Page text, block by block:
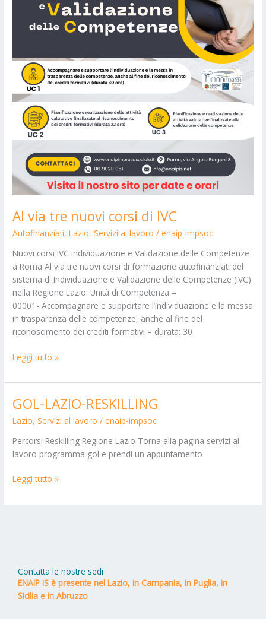
Al via tre nuovi corsi di IVC
Autofinanziati,Lazio,Servizi al lavoro / enaip-impsoc
Nuovi corsi IVC Individuazione e Validazione delle Competenze
a Roma Al via tre nuovi corsi di formazione autofinanziati del
sistema di Individuazione e Validazione delle Competenze (IVC)
nella Regione Lazio: Unità di Competenza –
00001- Accompagnare e supportare l’individuazione e la messa
in trasparenza delle competenze, anche al fine del
riconoscimento dei crediti formativi – durata: 30
Leggi tutto »
GOL-LAZIO-RESKILLING
Lazio,Servizi al lavoro / enaip-impsoc
Percorsi Reskilling Regione Lazio Torna alla pagina servizi al
lavoro programma gol e prendi un appuntamento
GOL-
RESKILLING
Leggi tutto »
Contatta le nostre sedi
ENAIP IS è presente nel Lazio, in Campania, in Puglia, in
Sicilia e in Abruzzo